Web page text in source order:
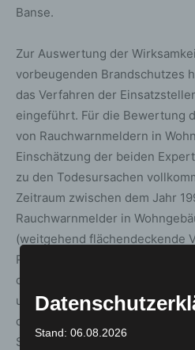
Banse.
Zur Auswertung der
vorbeugenden Brandschutzes
das Verfahren der
eingeführt. Für die Bewertung
von Rauchwarnmeldern in
Einschätzung der beiden
zu den Todesursachen
Zeitraum zwischen dem Jahr
Rauchwarnmelder in
(weitgehend flächendeckende
Rauchwarnmeldern) haben sich
durch Exposition gegenüber
um 59 Prozent reduziert, wie
des Statistischen Bundesamtes
Sicht ist die Aussage zulässig,
Stand: 06.08.2026